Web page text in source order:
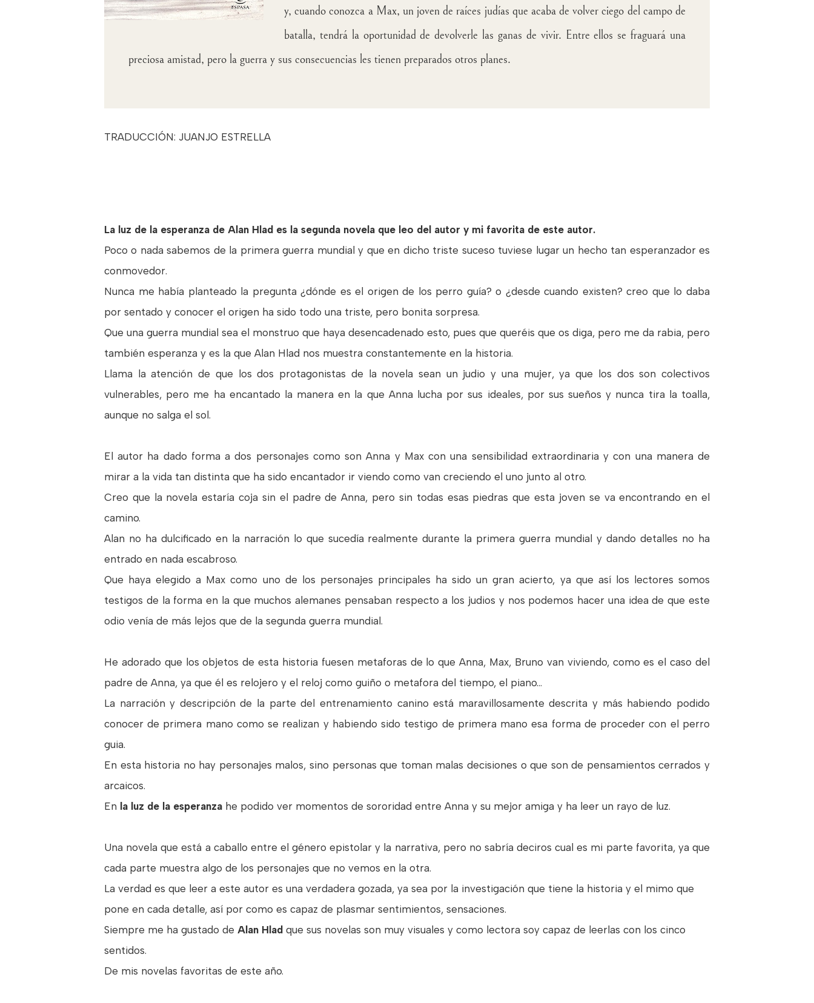
y, cuando conozca a Max, un joven de raíces judías que acaba de volver ciego del campo de
batalla, tendrá la oportunidad de devolverle las ganas de vivir. Entre ellos se fraguará una
preciosa amistad, pero la guerra y sus consecuencias les tienen preparados otros planes.
TRADUCCIÓN: JUANJO ESTRELLA
La luz de la esperanzade Alan Hlad es la segunda novela que leo del autor y mi favorita de este autor.
Poco o nada sabemos de la primera guerra mundial y que en dicho triste suceso tuviese lugar un hecho tan esperanzador es
conmovedor.
Nunca me había planteado la pregunta ¿dónde es el origen de los perro guía? o ¿desde cuando existen? creo que lo daba
por sentado y conocer el origen ha sido todo una triste, pero bonita sorpresa.
Que una guerra mundial sea el monstruo que haya desencadenado esto, pues que queréis que os diga, pero me da rabia, pero
también esperanza y es la que Alan Hlad nos muestra constantemente en la historia.
Llama la atención de que los dos protagonistas de la novela sean un judio y una mujer, ya que los dos son colectivos
vulnerables, pero me ha encantado la manera en la que Anna lucha por sus ideales, por sus sueños y nunca tira la toalla,
aunque no salga el sol.
El autor ha dado forma a dos personajes como son Anna y Max con una sensibilidad extraordinaria y con una manera de
mirar a la vida tan distinta que ha sido encantador ir viendo como van creciendo el uno junto al otro.
Creo que la novela estaría coja sin el padre de Anna, pero sin todas esas piedras que esta joven se va encontrando en el
camino.
Alan no ha dulcificado en la narración lo que sucedía realmente durante la primera guerra mundial y dando detalles no ha
entrado en nada escabroso.
Que haya elegido a Max como uno de los personajes principales ha sido un gran acierto, ya que así los lectores somos
testigos de la forma en la que muchos alemanes pensaban respecto a los judios y nos podemos hacer una idea de que este
odio venía de más lejos que de la segunda guerra mundial.
He adorado que los objetos de esta historia fuesen metaforas de lo que Anna, Max, Bruno van viviendo, como es el caso del
padre de Anna, ya que él es relojero y el reloj como guiño o metafora del tiempo, el piano...
La narración y descripción de la parte del entrenamiento canino está maravillosamente descrita y más habiendo podido
conocer de primera mano como se realizan y habiendo sido testigo de primera mano esa forma de proceder con el perro
guia.
En esta historia no hay personajes malos, sino personas que toman malas decisiones o que son de pensamientos cerrados y
arcaicos.
En la luz de la esperanzahe podido ver momentos de sororidad entre Anna y su mejor amiga y ha leer un rayo de luz.
Una novela que está a caballo entre el género epistolar y la narrativa, pero no sabría deciros cual es mi parte favorita, ya que
cada parte muestra algo de los personajes que no vemos en la otra.
La verdad es que leer a este autor es una verdadera gozada, ya sea por la investigación que tiene la historia y el mimo que
pone en cada detalle, así por como es capaz de plasmar sentimientos, sensaciones.
Siempre me ha gustado de Alan Hlad que sus novelas son muy visuales y como lectora soy capaz de leerlas con los cinco
sentidos.
De mis novelas favoritas de este año.